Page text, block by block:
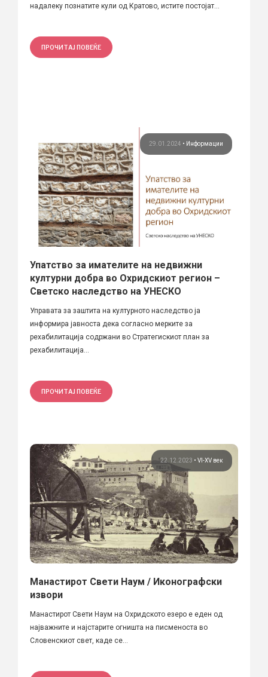
надалеку познатите кули од Кратово, истите постојат...
ПРОЧИТАЈ ПОВЕЌЕ
29.01.2024 • Информации
Упатство за имателите на недвижни
културни добра во Охридскиот регион –
Светско наследство на УНЕСКО
Управата за заштита на културното наследство ја
информира јавноста дека согласно мерките за
рехабилитација содржани во Стратегискиот план за
рехабилитација...
ПРОЧИТАЈ ПОВЕЌЕ
22.12.2023 • VI-XV век
Манастирот Свети Наум / Иконографски
извори
Манастирот Свети Наум на Охридското езеро е еден од
најважните и најстарите огништа на писменоста во
Словенскиот свет, каде се...